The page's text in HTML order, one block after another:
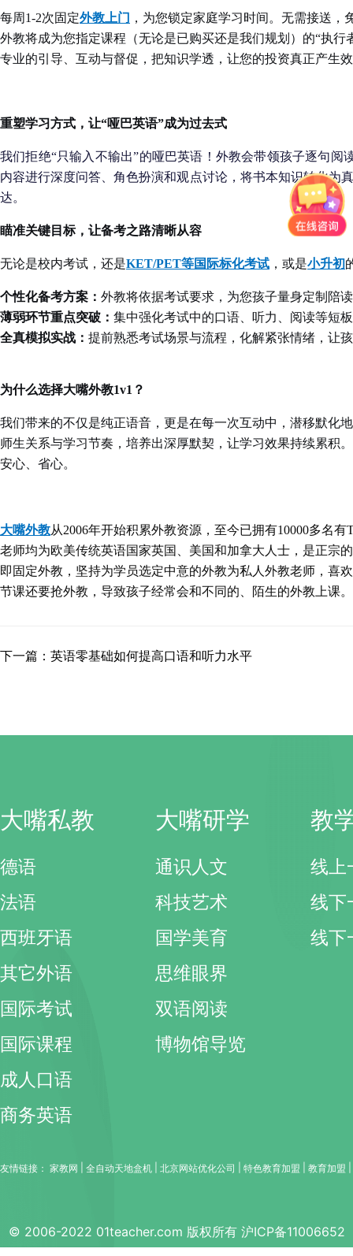
每周 1-2次固定外教上门 ，为您锁定家庭学习时间。无需接送
外教将成为您指定课程（无论是已购买还是我们规划）的“执行
专业的引导、互动与督促，把知识学透，让您的投资真正产生
重塑学习方式，让“哑巴英语”成为过去式
我们拒绝“只输入不输出”的哑巴英语！外教会带领孩子逐句
内容进行深度问答、角色扮演和观点讨论，将书本知识转化为
达。
瞄准关键目标，让备考之路清晰从容
无论是校内考试，还是KET/PET等国际标化考试 ，或是小升初
个性化备考方案： 外教将依据考试要求，为您孩子量身定制陪
薄弱环节重点突破： 集中强化考试中的口语、听力、阅读等短
全真模拟实战： 提前熟悉考试场景与流程，化解紧张情绪，让
为什么选择大嘴外教1v1？
我们带来的不仅是纯正语音，更是在每一次互动中，潜移默化
师生关系与学习节奏，培养出深厚默契，让学习效果持续累积
安心、省心。
大嘴外教从2006年开始积累外教资源，至今已拥有10000多名有
老师均为欧美传统英语国家英国、美国和加拿大人士，是正宗
即固定外教，坚持为学员选定中意的外教为私人外教老师，喜
节课还要抢外教，导致孩子经常会和不同的、陌生的外教上课
下一篇：英语零基础如何提高口语和听力水平
大嘴私教
德语
法语
西班牙语
其它外语
国际考试
国际课程
成人口语
商务英语
大嘴研学
通识人文
科技艺术
国学美育
思维眼界
双语阅读
博物馆导览
教
线上
线下
线下
友情链接： 家教网 全自动天地盒机 北京网站优化公司 特色教育加盟 教育加盟
© 2006-2022 01teacher.com 版权所有 沪ICP备11006652